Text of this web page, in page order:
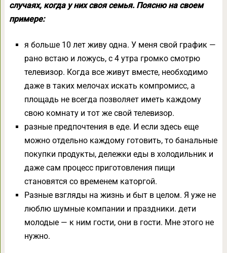
случаях, когда у них своя семья. Поясню на своем
примере:
я больше 10 лет живу одна. У меня свой график —
рано встаю и ложусь, с 4 утра громко смотрю
телевизор. Когда все живут вместе, необходимо
даже в таких мелочах искать компромисс, а
площадь не всегда позволяет иметь каждому
свою комнату и тот же свой телевизор.
разные предпочтения в еде. И если здесь еще
можно отдельно каждому готовить, то банальные
покупки продукты, дележки еды в холодильник и
даже сам процесс приготовления пищи
становятся со временем каторгой.
Разные взгляды на жизнь и быт в целом. Я уже не
люблю шумные компании и праздники. дети
молодые — к ним гости, они в гости. Мне этого не
нужно.